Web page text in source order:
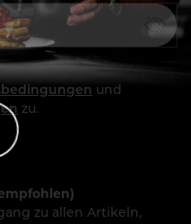
und
zu.
zu allen Artikeln,